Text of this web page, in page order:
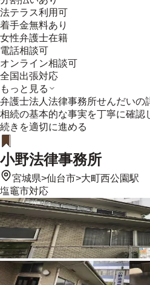
法テラス利用可
着手金無料あり
女性弁護士在籍
電話相談可
オンライン相談可
全国出張対応
もっと見る
弁護士法人法律事務所せんだいの
相続の基本的な事実を丁寧に確認
続きを適切に進める
小野法律事務所
宮城県>仙台市>大町西公園駅
塩竈市対応